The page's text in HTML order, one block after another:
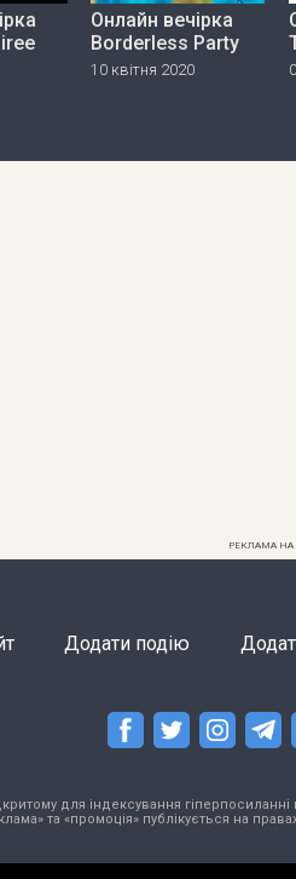
Онлайн вечірка
Borderless Party
10 квітня 2020
РЕКЛАМА НА
Додати подію
для індексування гіперпосиланні
та «промоція» публікується на